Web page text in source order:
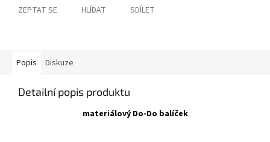
ZEPTAT SE HLÍDAT SDÍLET
Popis Diskuze
Detailní popis produktu
materiálový Do-Do balíček